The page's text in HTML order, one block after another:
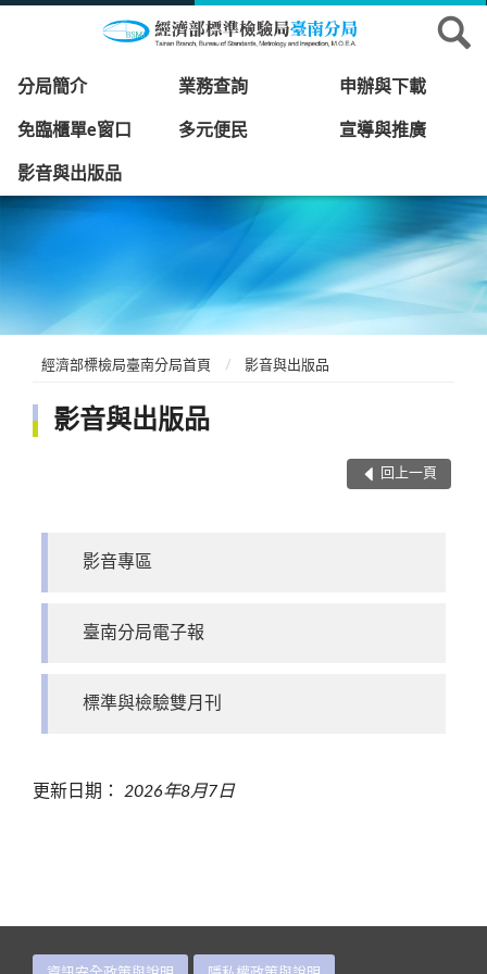
分局簡介 業務查詢 申辦與下載
免臨櫃單e窗口 多元便民 宣導與推廣
影音與出版品
經濟部標檢局臺南分局首頁 影音與出版品
影音與出版品
回上一頁
影音專區
臺南分局電子報
標準與檢驗雙月刊
更新日期： 2026年8月7日